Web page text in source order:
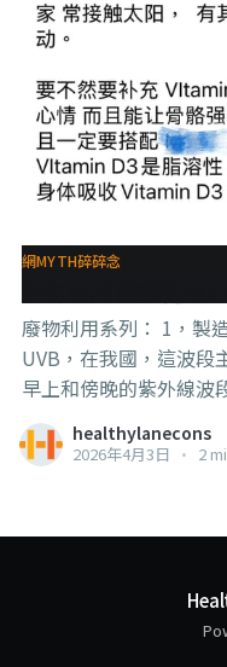
網MYTH碎碎念
廢物利用系列： 1，製造vit D需要陽光中的紫外線波段是
UVB，在我國，這波段
早上和傍晚的紫外線波段是UVA， 所以
你乖乖聽他的建議，真
D（但會曬黑），然後你一
的那本課本有教到，但
它是不是活性vit D了
healthylanecons
2026年4月3日 • 2